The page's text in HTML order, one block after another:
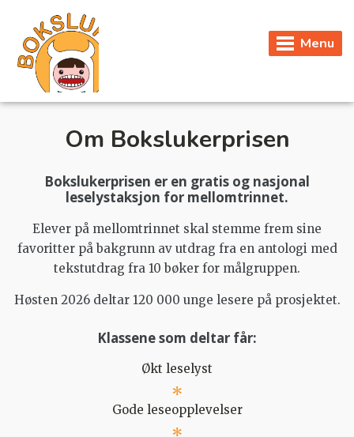
Menu
Om Bokslukerprisen
Bokslukerprisen er en gratis og nasjonal
leselystaksjon for mellomtrinnet.
Elever på mellomtrinnet skal stemme frem sine
favoritter på bakgrunn av utdrag fra en antologi med
tekstutdrag fra 10 bøker for målgruppen.
Høsten 2026 deltar 120 000 unge lesere på prosjektet.
Klassene som deltar får:
Økt leselyst
Gode leseopplevelser